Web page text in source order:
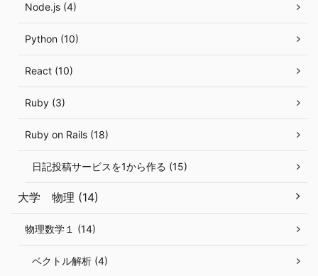
Node.js (4)
Python (10)
React (10)
Ruby (3)
Ruby on Rails (18)
日記投稿サービスを1から作る (15)
大学 物理 (14)
物理数学１ (14)
ベクトル解析 (4)